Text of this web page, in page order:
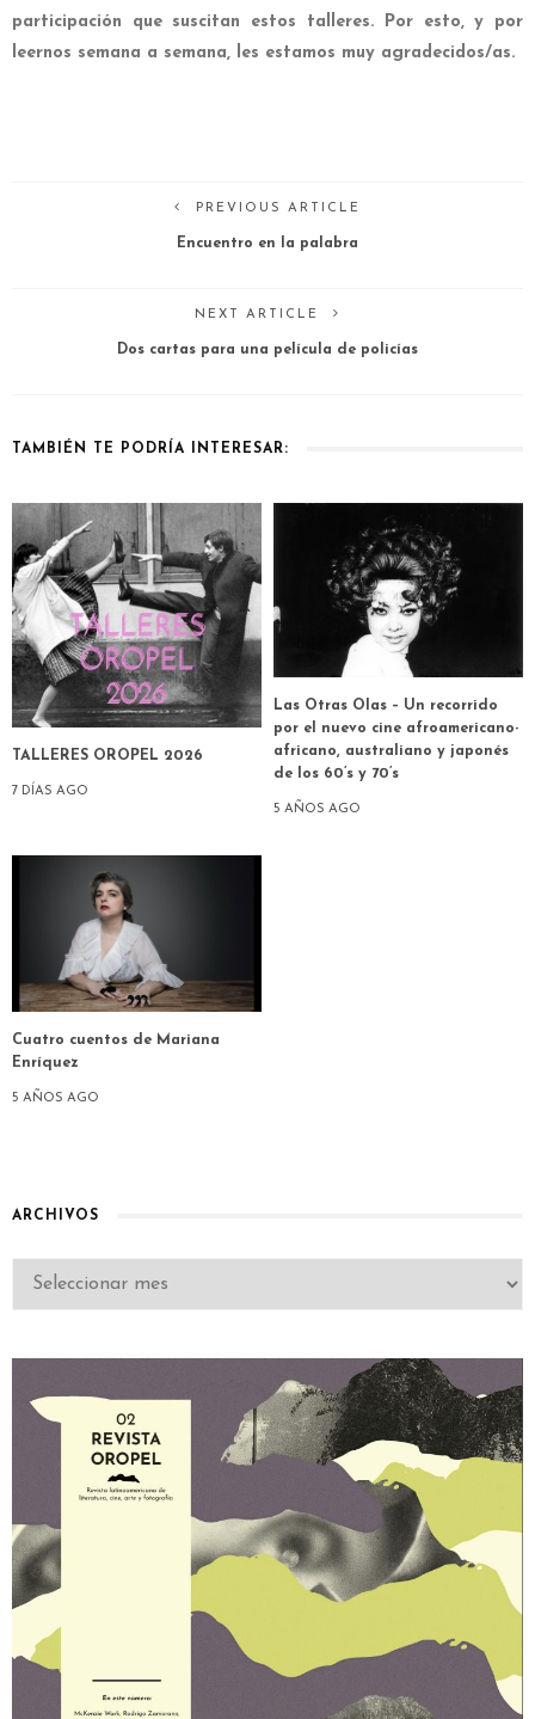
participación que suscitan estos talleres. Por esto, y por
leernos semana a semana, les estamos muy agradecidos/as.
PREVIOUS ARTICLE
Encuentro en la palabra
NEXT ARTICLE
Dos cartas para una película de policías
TAMBIÉN TE PODRÍA INTERESAR:
TALLERES OROPEL 2026
7 DÍAS AGO
Las Otras Olas – Un recorrido
por el nuevo cine afroamericano-
africano, australiano y japonés
de los 60’s y 70’s
5 AÑOS AGO
Cuatro cuentos de Mariana
Enríquez
5 AÑOS AGO
ARCHIVOS